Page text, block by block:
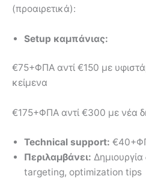
(προαιρετικά):
Setup καμπάνιας:
€75+ΦΠΑ αντί €150 με
κείμενα
€175+ΦΠΑ αντί €300 με νέα
Technical support:
Περιλαμβάνει:
targeting, optimization tips